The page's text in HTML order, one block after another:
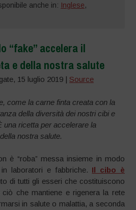
anche in: Inglese,
“fake” accelera il
e della nostra salute
15 luglio 2019 | Source
come la carne finta creata con la
della diversità dei nostri cibi e
una ricetta per accelerare la
nostra salute.
è “roba” messa insieme in modo
laboratori e fabbriche. Il cibo è
di tutti gli esseri che costituiscono
che mantiene e rigenera la rete
in salute o malattia, a seconda